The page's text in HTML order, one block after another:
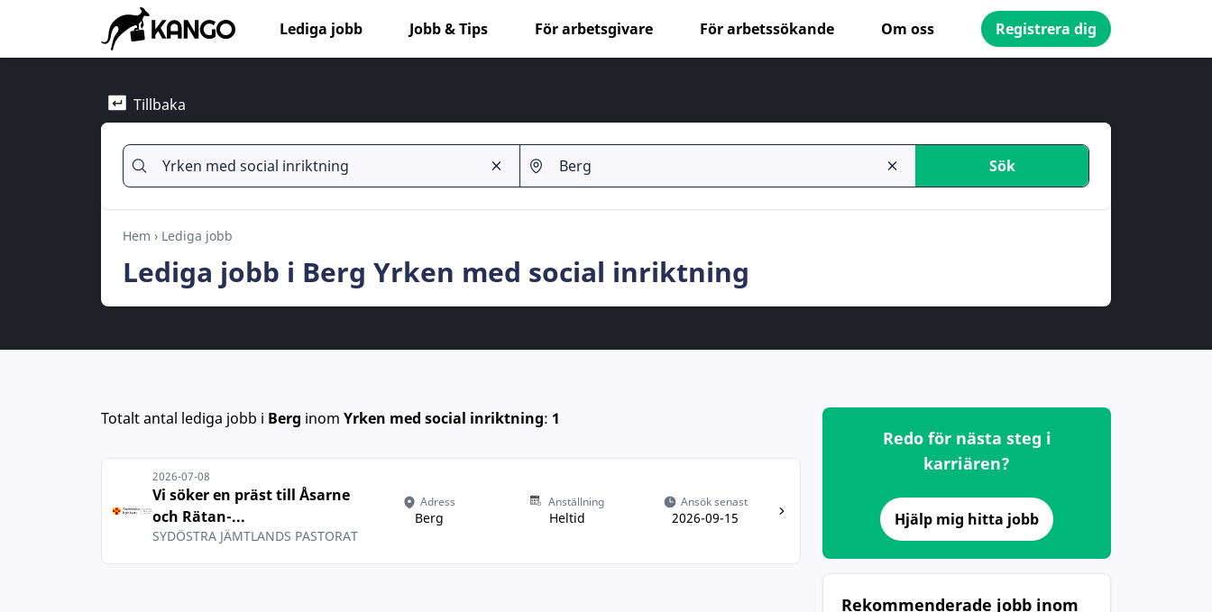
Lediga jobb Jobb & Tips För arbetsgivare För arbetssökande Om oss Registrera dig
Tillbaka
Sök
Hem › Lediga jobb
Lediga jobb i Berg Yrken med social inriktning
Totalt antal lediga jobb i Berg inom Yrken med social inriktning: 1
2026-07-08
Vi söker en präst till Åsarne
och Rätan-...
SYDÖSTRA JÄMTLANDS PASTORAT
Adress
Berg
Anställning
Heltid
Ansök senast
2026-09-15
Redo för nästa steg i
karriären?
Hjälp mig hitta jobb
Rekommenderade jobb inom